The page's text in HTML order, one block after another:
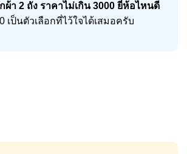
ผ้า 2 ถัง ราคาไม่เกิน 3000 ยี่ห้อไหนดี
เป็นตัวเลือกที่ไว้ใจได้เสมอครับ